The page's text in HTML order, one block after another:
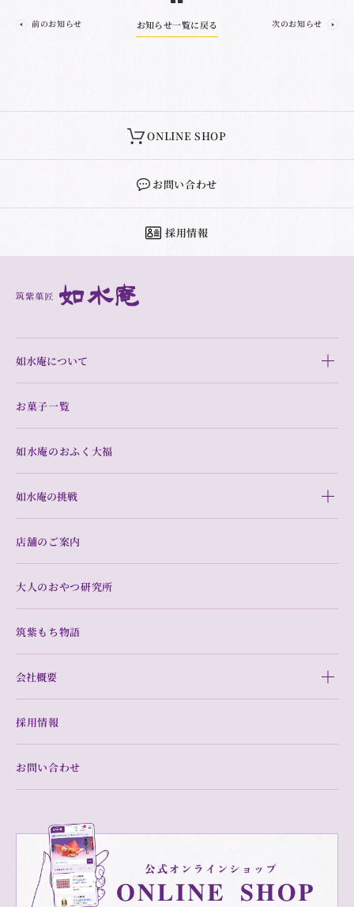
前のお知らせ お知らせ一覧に戻る 次のお知らせ
ONLINE SHOP
お問い合わせ
採用情報
如水庵について
お菓子一覧
如水庵のおふく大福
如水庵の挑戦
店舗のご案内
大人のおやつ研究所
筑紫もち物語
会社概要
採用情報
お問い合わせ